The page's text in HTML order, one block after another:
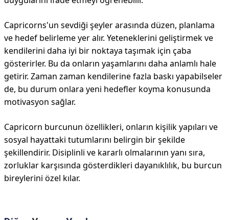
Capricorns'un sevdiği şeyler arasında düzen, planlama
ve hedef belirleme yer alır. Yeteneklerini geliştirmek ve
kendilerini daha iyi bir noktaya taşımak için çaba
gösterirler. Bu da onların yaşamlarını daha anlamlı hale
getirir. Zaman zaman kendilerine fazla baskı yapabilseler
de, bu durum onlara yeni hedefler koyma konusunda
motivasyon sağlar.
Capricorn burcunun özellikleri, onların kişilik yapıları ve
sosyal hayattaki tutumlarını belirgin bir şekilde
şekillendirir. Disiplinli ve kararlı olmalarının yanı sıra,
zorluklar karşısında gösterdikleri dayanıklılık, bu burcun
bireylerini özel kılar.